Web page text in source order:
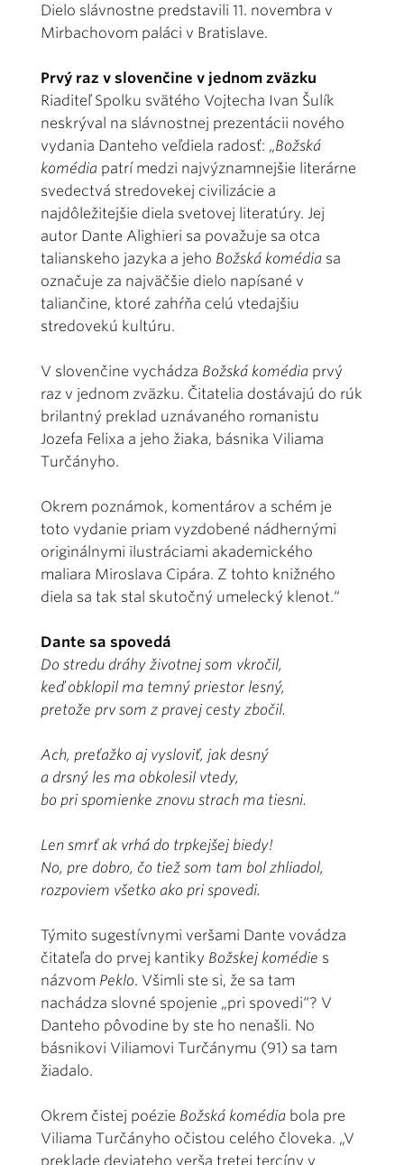
Dielo slávnostne predstavili 11. novembra v
Mirbachovom paláci v Bratislave.
Prvý raz v slovenčine v jednom zväzku
Riaditeľ Spolku svätého Vojtecha Ivan Šulík
neskrýval na slávnostnej prezentácii nového
vydania Danteho veľdiela radosť: „Božská
komédia patrí medzi najvýznamnejšie literárne
svedectvá stredovekej civilizácie a
najdôležitejšie diela svetovej literatúry. Jej
autor Dante Alighieri sa považuje sa otca
talianskeho jazyka a jeho Božská komédia sa
označuje za najväčšie dielo napísané v
taliančine, ktoré zahŕňa celú vtedajšiu
stredovekú kultúru.
V slovenčine vychádza Božská komédia prvý
raz v jednom zväzku. Čitatelia dostávajú do rúk
brilantný preklad uznávaného romanistu
Jozefa Felixa a jeho žiaka, básnika Viliama
Turčányho.
Okrem poznámok, komentárov a schém je
toto vydanie priam vyzdobené nádhernými
originálnymi ilustráciami akademického
maliara Miroslava Cipára. Z tohto knižného
diela sa tak stal skutočný umelecký klenot.“
Dante sa spovedá
Do stredu dráhy životnej som vkročil,
keď obklopil ma temný priestor lesný,
pretože prv som z pravej cesty zbočil.
Ach, preťažko aj vysloviť, jak desný
a drsný les ma obkolesil vtedy,
bo pri spomienke znovu strach ma tiesni.
Len smrť ak vrhá do trpkejšej biedy!
No, pre dobro, čo tiež som tam bol zhliadol,
rozpoviem všetko ako pri spovedi.
Týmito sugestívnymi veršami Dante vovádza
čitateľa do prvej kantiky Božskej komédie s
názvom Peklo. Všimli ste si, že sa tam
nachádza slovné spojenie „pri spovedi“? V
Danteho pôvodine by ste ho nenašli. No
básnikovi Viliamovi Turčánymu (91) sa tam
žiadalo.
Okrem čistej poézie Božská komédia bola pre
Viliama Turčányho očistou celého človeka. „V
preklade deviateho verša tretej tercíny v